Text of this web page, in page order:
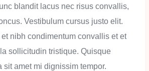
blandit lacus nec risus convallis,
Vestibulum cursus justo elit.
et nibh condimentum convallis et et
sollicitudin tristique. Quisque
sit amet mi dignissim tempor.